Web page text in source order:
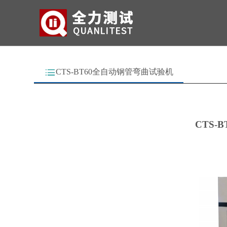
CTS-BT60全自动钢管弯曲试验机
CTS-